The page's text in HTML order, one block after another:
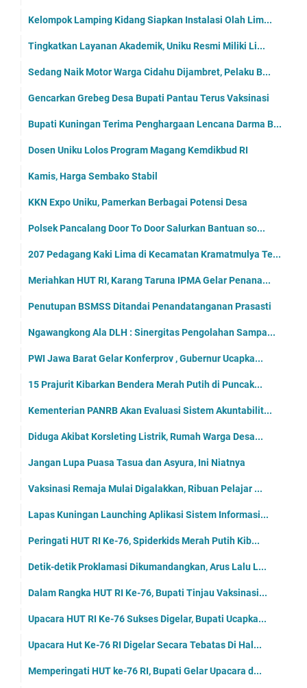
Kelompok Lamping Kidang Siapkan Instalasi Olah Lim...
Tingkatkan Layanan Akademik, Uniku Resmi Miliki Li...
Sedang Naik Motor Warga Cidahu Dijambret, Pelaku B...
Gencarkan Grebeg Desa Bupati Pantau Terus Vaksinasi
Bupati Kuningan Terima Penghargaan Lencana Darma B...
Dosen Uniku Lolos Program Magang Kemdikbud RI
Kamis, Harga Sembako Stabil
KKN Expo Uniku, Pamerkan Berbagai Potensi Desa
Polsek Pancalang Door To Door Salurkan Bantuan so...
207 Pedagang Kaki Lima di Kecamatan Kramatmulya Te...
Meriahkan HUT RI, Karang Taruna IPMA Gelar Penana...
Penutupan BSMSS Ditandai Penandatanganan Prasasti
Ngawangkong Ala DLH : Sinergitas Pengolahan Sampa...
PWI Jawa Barat Gelar Konferprov , Gubernur Ucapka...
15 Prajurit Kibarkan Bendera Merah Putih di Puncak...
Kementerian PANRB Akan Evaluasi Sistem Akuntabilit...
Diduga Akibat Korsleting Listrik, Rumah Warga Desa...
Jangan Lupa Puasa Tasua dan Asyura, Ini Niatnya
Vaksinasi Remaja Mulai Digalakkan, Ribuan Pelajar ...
Lapas Kuningan Launching Aplikasi Sistem Informasi...
Peringati HUT RI Ke-76, Spiderkids Merah Putih Kib...
Detik-detik Proklamasi Dikumandangkan, Arus Lalu L...
Dalam Rangka HUT RI Ke-76, Bupati Tinjau Vaksinasi...
Upacara HUT RI Ke-76 Sukses Digelar, Bupati Ucapka...
Upacara Hut Ke-76 RI Digelar Secara Tebatas Di Hal...
Memperingati HUT ke-76 RI, Bupati Gelar Upacara d...